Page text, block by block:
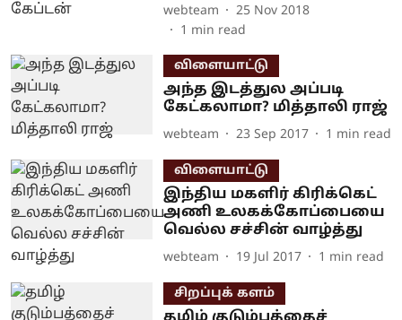
webteam
25 Nov 2018
1 min read
விளையாட்டு
அந்த இடத்துல அப்படி
கேட்கலாமா? மித்தாலி ராஜ்
webteam 23 Sep 2017 1 min read
விளையாட்டு
இந்திய மகளிர் கிரிக்கெட்
அணி உலகக்கோப்பையை
வெல்ல சச்சின் வாழ்த்து
webteam 19 Jul 2017 1 min read
சிறப்புக் களம்